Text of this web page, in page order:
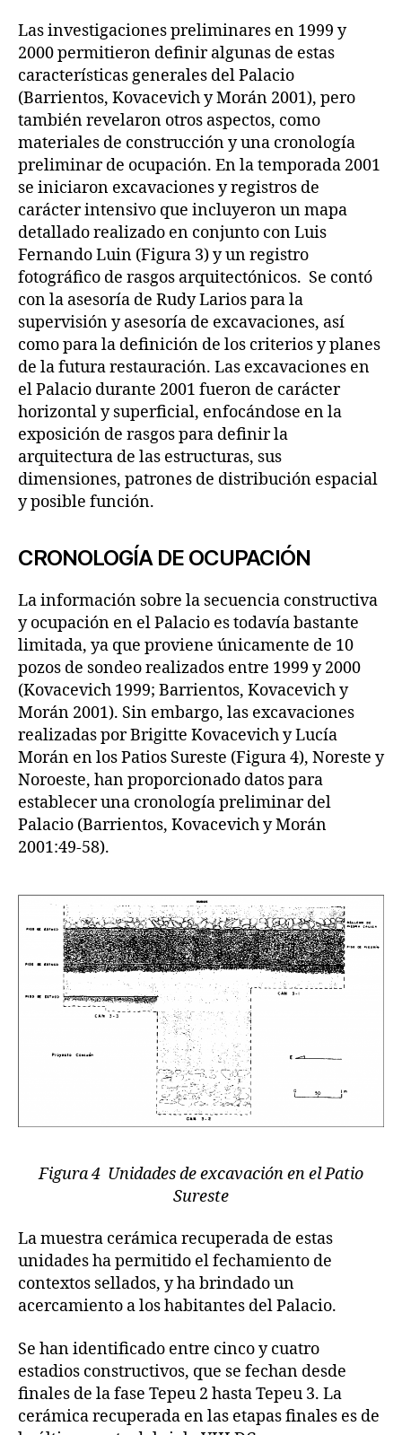
Las investigaciones preliminares en 1999 y
2000 permitieron definir algunas de estas
características generales del Palacio
(Barrientos, Kovacevich y Morán 2001), pero
también revelaron otros aspectos, como
materiales de construcción y una cronología
preliminar de ocupación. En la temporada 2001
se iniciaron excavaciones y registros de
carácter intensivo que incluyeron un mapa
detallado realizado en conjunto con Luis
Fernando Luin (Figura 3) y un registro
fotográfico de rasgos arquitectónicos. Se contó
con la asesoría de Rudy Larios para la
supervisión y asesoría de excavaciones, así
como para la definición de los criterios y planes
de la futura restauración. Las excavaciones en
el Palacio durante 2001 fueron de carácter
horizontal y superficial, enfocándose en la
exposición de rasgos para definir la
arquitectura de las estructuras, sus
dimensiones, patrones de distribución espacial
y posible función.
CRONOLOGÍA DE OCUPACIÓN
La información sobre la secuencia constructiva
y ocupación en el Palacio es todavía bastante
limitada, ya que proviene únicamente de 10
pozos de sondeo realizados entre 1999 y 2000
(Kovacevich 1999; Barrientos, Kovacevich y
Morán 2001). Sin embargo, las excavaciones
realizadas por Brigitte Kovacevich y Lucía
Morán en los Patios Sureste (Figura 4), Noreste y
Noroeste, han proporcionado datos para
establecer una cronología preliminar del
Palacio (Barrientos, Kovacevich y Morán
2001:49-58).
Figura 4 Unidades de excavación en el Patio
Sureste
La muestra cerámica recuperada de estas
unidades ha permitido el fechamiento de
contextos sellados, y ha brindado un
acercamiento a los habitantes del Palacio.
Se han identificado entre cinco y cuatro
estadios constructivos, que se fechan desde
finales de la fase Tepeu 2 hasta Tepeu 3. La
cerámica recuperada en las etapas finales es de